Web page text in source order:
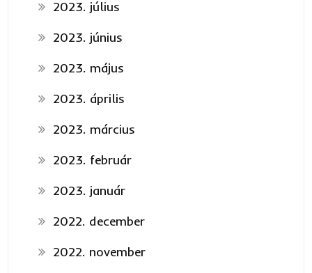
2023. július
2023. június
2023. május
2023. április
2023. március
2023. február
2023. január
2022. december
2022. november